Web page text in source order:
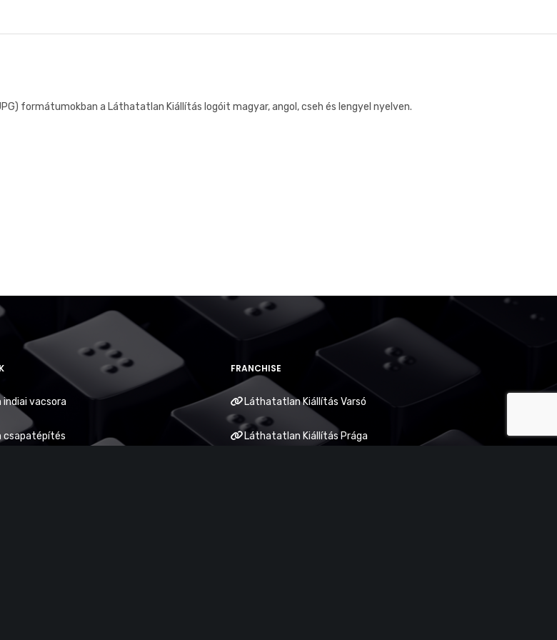
formátumokban a Láthatatlan Kiállítás logóit magyar, angol, cseh és lengyel nyelven.
vacsora
csapatépítés
FRANCHISE
Láthatatlan Kiállítás Varsó
Láthatatlan Kiállítás Prága